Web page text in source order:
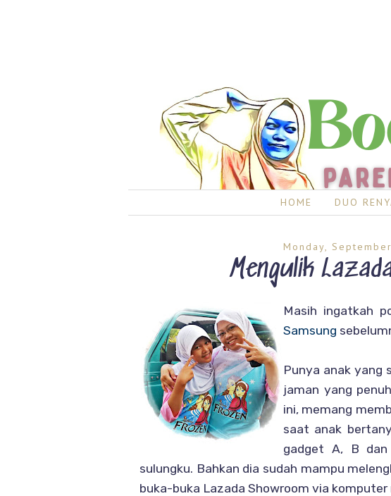
HOME DUO
Monday,
Mengulik
Masih ingatkah
Samsung
Punya anak yang
jaman yang
ini, memang
saat anak
gadget A, B dan
sulungku. Bahkan dia sudah mampu
buka-buka Lazada Showroom via komputer